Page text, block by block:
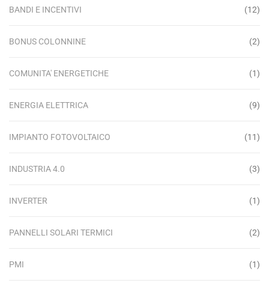
BANDI E INCENTIVI (12)
BONUS COLONNINE (2)
COMUNITA' ENERGETICHE (1)
ENERGIA ELETTRICA (9)
IMPIANTO FOTOVOLTAICO (11)
INDUSTRIA 4.0 (3)
INVERTER (1)
PANNELLI SOLARI TERMICI (2)
PMI (1)